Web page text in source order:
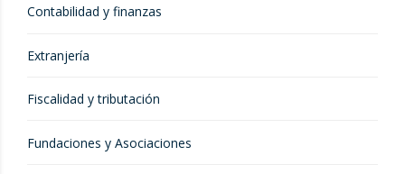
Contabilidad y finanzas
Extranjería
Fiscalidad y tributación
Fundaciones y Asociaciones